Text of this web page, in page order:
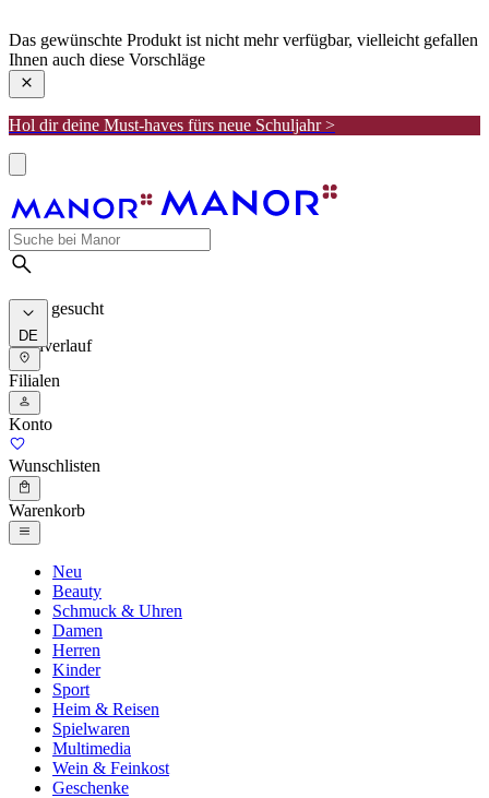
Das gewünschte Produkt ist nicht mehr verfügbar, vielleicht gefallen
Ihnen auch diese Vorschläge
Hol dir deine Must-haves fürs neue Schuljahr >
Meist gesucht
Suchverlauf
DE
Filialen
Konto
Wunschlisten
Warenkorb
Neu
Beauty
Schmuck & Uhren
Damen
Herren
Kinder
Sport
Heim & Reisen
Spielwaren
Multimedia
Wein & Feinkost
Geschenke